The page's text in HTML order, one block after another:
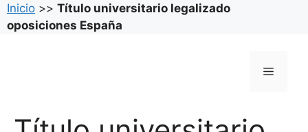
Inicio >> Título universitario legalizado
oposiciones España
Menú